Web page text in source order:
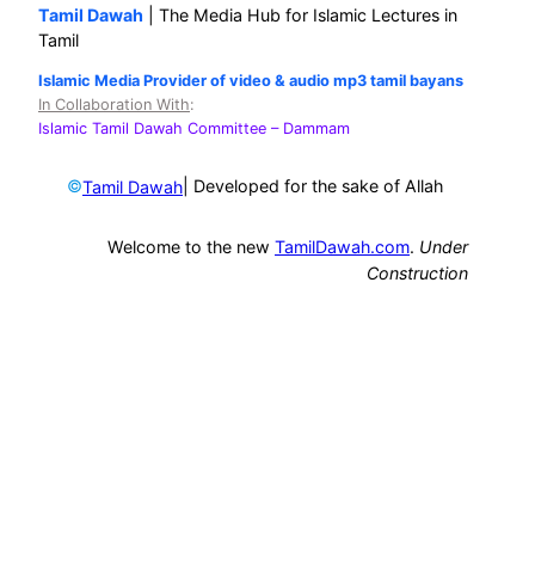
Tamil Dawah | The Media Hub for Islamic Lectures in
Tamil
Islamic Media Provider of video & audio mp3 tamil bayans
In Collaboration With:
Islamic Tamil Dawah Committee – Dammam
©Tamil Dawah | Developed for the sake of Allah
Welcome to the new TamilDawah.com. Under
Construction